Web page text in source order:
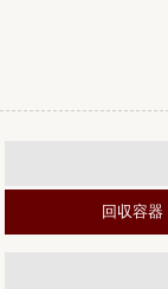
回収容器